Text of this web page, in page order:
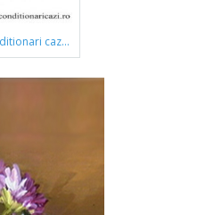
cazi de baie